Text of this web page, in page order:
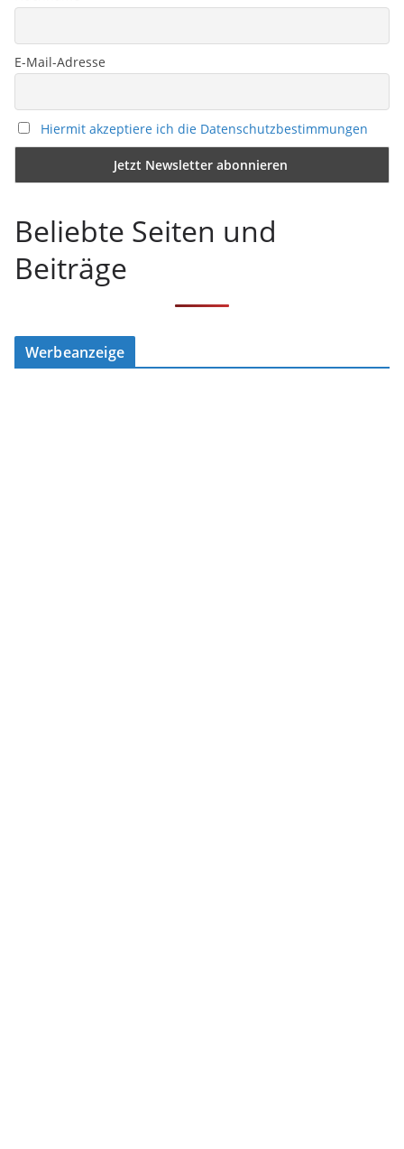
E-Mail-Adresse
Hiermit akzeptiere ich die Datenschutzbestimmungen
Beliebte Seiten und
Beiträge
Werbeanzeige